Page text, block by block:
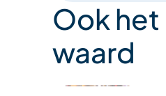
Ook
waard